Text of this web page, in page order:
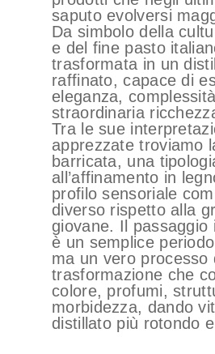
saputo evolversi
Da simbolo della
e del fine pasto
trasformata in un
raffinato, capace di
eleganza,
straordinaria
Tra le sue
apprezzate troviamo
barricata, una
all’affinamento in
profilo sensoriale
diverso rispetto alla
giovane. Il passaggio
è un semplice
ma un vero processo
trasformazione che
colore, profumi,
morbidezza, dando
distillato più rotondo